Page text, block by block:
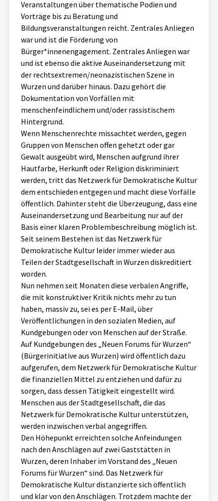
Veranstaltungen über thematische Podien und
Vorträge bis zu Beratung und
Bildungsveranstaltungen reicht. Zentrales Anliegen
war und ist die Förderung von
Bürger*innenengagement. Zentrales Anliegen war
und ist ebenso die aktive Auseinandersetzung mit
der rechtsextremen/neonazistischen Szene in
Wurzen und darüber hinaus. Dazu gehört die
Dokumentation von Vorfällen mit
menschenfeindlichem und/oder rassistischem
Hintergrund.
Wenn Menschenrechte missachtet werden, gegen
Gruppen von Menschen offen gehetzt oder gar
Gewalt ausgeübt wird, Menschen aufgrund ihrer
Hautfarbe, Herkunft oder Religion diskriminiert
werden, tritt das Netzwerk für Demokratische Kultur
dem entschieden entgegen und macht diese Vorfälle
öffentlich. Dahinter steht die Überzeugung, dass eine
Auseinandersetzung und Bearbeitung nur auf der
Basis einer klaren Problembeschreibung möglich ist.
Seit seinem Bestehen ist das Netzwerk für
Demokratische Kultur leider immer wieder aus
Teilen der Stadtgesellschaft in Wurzen diskreditiert
worden.
Nun nehmen seit Monaten diese verbalen Angriffe,
die mit konstruktiver Kritik nichts mehr zu tun
haben, massiv zu, sei es per E-Mail, über
Veröffentlichungen in den sozialen Medien, auf
Kundgebungen oder von Menschen auf der Straße.
Auf Kundgebungen des „Neuen Forums für Wurzen“
(Bürgerinitiative aus Wurzen) wird öffentlich dazu
aufgerufen, dem Netzwerk für Demokratische Kultur
die finanziellen Mittel zu entziehen und dafür zu
sorgen, dass dessen Tätigkeit eingestellt wird.
Menschen aus der Stadtgesellschaft, die das
Netzwerk für Demokratische Kultur unterstützen,
werden inzwischen verbal angegriffen.
Den Höhepunkt erreichten solche Anfeindungen
nach den Anschlägen auf zwei Gaststätten in
Wurzen, deren Inhaber im Vorstand des „Neuen
Forums für Wurzen“ sind. Das Netzwerk für
Demokratische Kultur distanzierte sich öffentlich
und klar von den Anschlägen. Trotzdem machte der